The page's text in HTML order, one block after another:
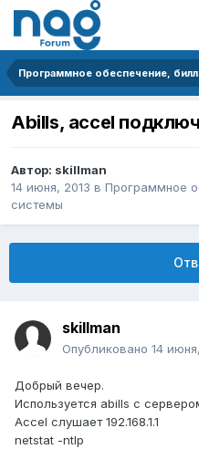
Программное обеспечение,
Abills, accel
Автор: skillman
14 июня, 2013 в Программное
системы
skillman
Опубликовано 14
Добрый вечер.
Используется abills с
Accel слушает 192.168.1.1
netstat -ntlp